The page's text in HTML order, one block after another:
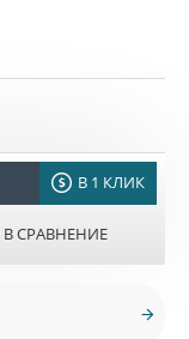
В 1 КЛИК
В СРАВНЕНИЕ